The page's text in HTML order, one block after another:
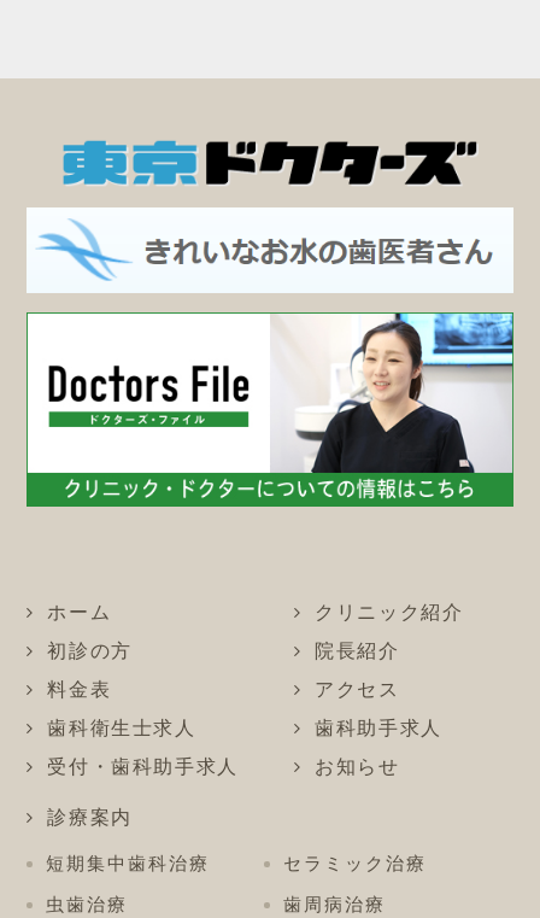
ホーム
クリニック紹介
初診の方
院長紹介
料金表
アクセス
歯科衛生士求人
歯科助手求人
受付・歯科助手求人
お知らせ
診療案内
短期集中歯科治療
セラミック治療
虫歯治療
歯周病治療